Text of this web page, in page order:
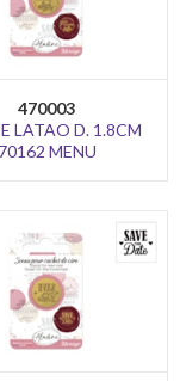
470003
LATAO D. 1.8CM
70162 MENU